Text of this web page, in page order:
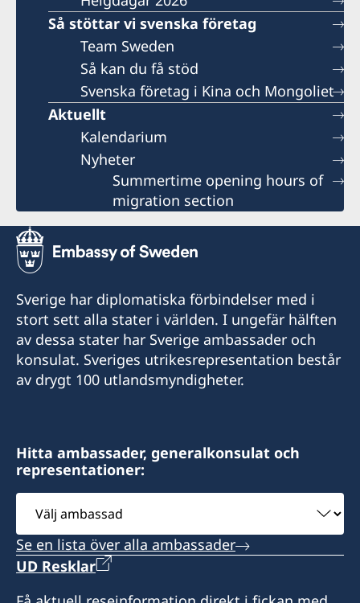
Så stöttar vi svenska företag
Team Sweden
Så kan du få stöd
Svenska företag i Kina och Mongoliet
Aktuellt
Kalendarium
Nyheter
Summertime opening hours of
migration section
Sverige har diplomatiska förbindelser med i
stort sett alla stater i världen. I ungefär hälften
av dessa stater har Sverige ambassader och
konsulat. Sveriges utrikesrepresentation består
av drygt 100 utlandsmyndigheter.
Hitta ambassader, generalkonsulat och
representationer:
Välj
ambassad
Se en lista över alla ambassader
UD Resklar